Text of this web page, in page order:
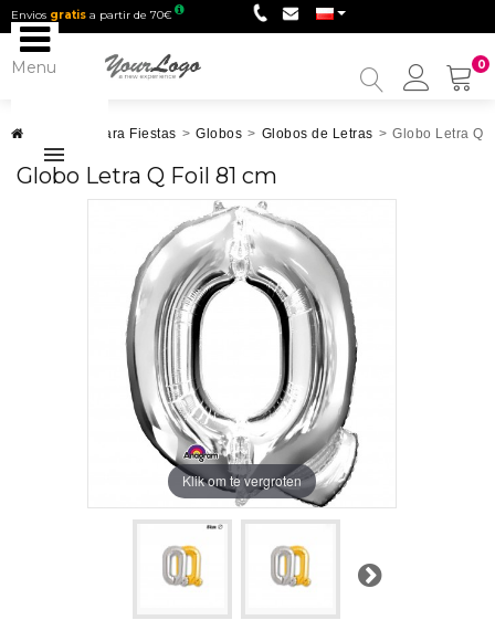
Envios gratis a partir de 70€
0
My
Menu
Artículos para Fiestas > Globos > Globos de Letras > Globo Letra Q
Globo Letra Q Foil 81 cm
Klik om te vergroten
Next